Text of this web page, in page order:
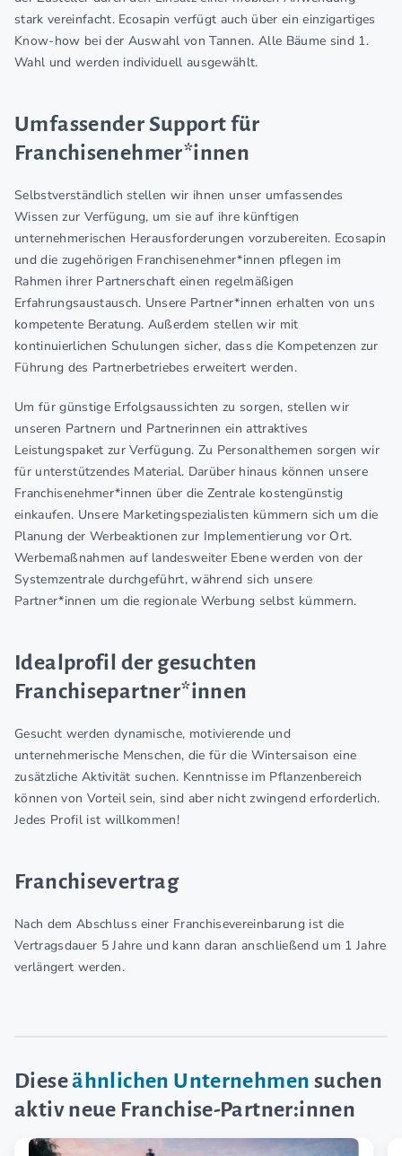
stark vereinfacht. Ecosapin verfügt auch über ein einzigartiges
Know-how bei der Auswahl von Tannen. Alle Bäume sind 1.
Wahl und werden individuell ausgewählt.
Umfassender Support für
Franchisenehmer*innen
Selbstverständlich stellen wir ihnen unser umfassendes
Wissen zur Verfügung, um sie auf ihre künftigen
unternehmerischen Herausforderungen vorzubereiten. Ecosapin
und die zugehörigen Franchisenehmer*innen pflegen im
Rahmen ihrer Partnerschaft einen regelmäßigen
Erfahrungsaustausch. Unsere Partner*innen erhalten von uns
kompetente Beratung. Außerdem stellen wir mit
kontinuierlichen Schulungen sicher, dass die Kompetenzen zur
Führung des Partnerbetriebes erweitert werden.
Um für günstige Erfolgsaussichten zu sorgen, stellen wir
unseren Partnern und Partnerinnen ein attraktives
Leistungspaket zur Verfügung. Zu Personalthemen sorgen wir
für unterstützendes Material. Darüber hinaus können unsere
Franchisenehmer*innen über die Zentrale kostengünstig
einkaufen. Unsere Marketingspezialisten kümmern sich um die
Planung der Werbeaktionen zur Implementierung vor Ort.
Werbemaßnahmen auf landesweiter Ebene werden von der
Systemzentrale durchgeführt, während sich unsere
Partner*innen um die regionale Werbung selbst kümmern.
Idealprofil der gesuchten
Franchisepartner*innen
Gesucht werden dynamische, motivierende und
unternehmerische Menschen, die für die Wintersaison eine
zusätzliche Aktivität suchen. Kenntnisse im Pflanzenbereich
können von Vorteil sein, sind aber nicht zwingend erforderlich.
Jedes Profil ist willkommen!
Franchisevertrag
Nach dem Abschluss einer Franchisevereinbarung ist die
Vertragsdauer 5 Jahre und kann daran anschließend um 1 Jahre
verlängert werden.
Dieseähnlichen Unternehmen suchen
aktiv neue Franchise-Partner:innen